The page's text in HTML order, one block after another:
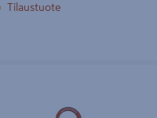
Tilaustuote